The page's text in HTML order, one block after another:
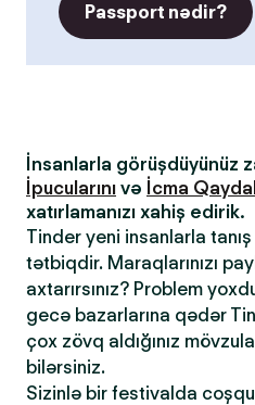
Passport nədir?
İnsanlarla görüşdüyünüz
İpucularını və İcma
xatırlamanızı xahiş edirik.
Tinder yeni insanlarla
tətbiqdir. Maraqlarınızı
axtarırsınız? Problem
gecə bazarlarına qədər
çox zövq aldığınız
bilərsiniz.
Sizinlə bir festivalda